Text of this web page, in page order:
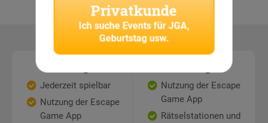
Jederzeit spielbar
Nutzung der Escape
Game App
Nutzung der Escape
Game App
Rätselstationen und
Privatkunde
Ich suche Events für JGA,
Geburtstag usw.